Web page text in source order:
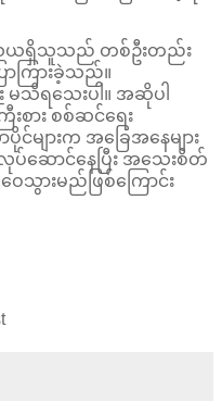
သယရှိသူသည် တစ်ဦးတည်း
ာကြားခဲ့သည်။
မသိရသေးပါ။ အဆိုပါ
စား စစ်ဆင်ရေး
ျားက အခြေအနေများ
ဆောင်နေပြီး အသေးစိတ်
သွားမည်ဖြစ်ကြောင်း